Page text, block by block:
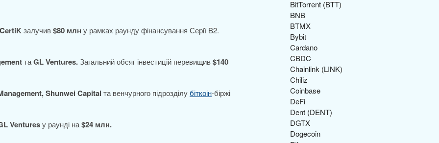
CertiKзалучив$80 млн у рамках раунду фінансування Серії B2.
таGL Ventures.Загальний обсяг інвестицій перевищив$140
Shunwei Capital та венчурного підрозділубіткоін-біржі
Venturesу раунді на$24 млн.
BitTorrent (BTT)
BNB
BTMX
Bybit
Cardano
CBDC
Chainlink (LINK)
Chiliz
Coinbase
DeFi
Dent (DENT)
DGTX
Dogecoin